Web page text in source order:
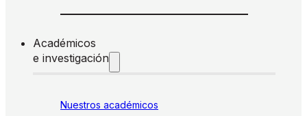
Académicos
e investigación
Nuestros académicos